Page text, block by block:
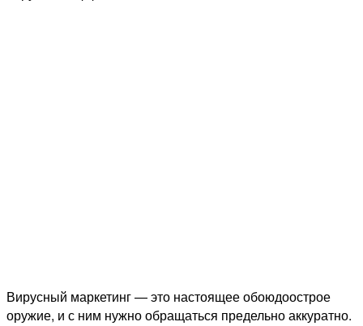
Вирусный маркетинг — это настоящее обоюдоострое
оружие, и с ним нужно обращаться предельно аккуратно.